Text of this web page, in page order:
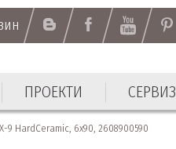
ПРОЕКТИ СЕРВИЗ
9 HardCeramic, 6x90, 2608900590